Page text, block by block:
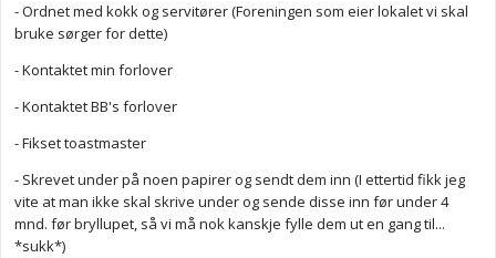
- Ordnet med kokk og servitører (Foreningen som eier lokalet vi skal
bruke sørger for dette)
- Kontaktet min forlover
- Kontaktet BB's forlover
- Fikset toastmaster
- Skrevet under på noen papirer og sendt dem inn (I ettertid fikk jeg
vite at man ikke skal skrive under og sende disse inn før under 4
mnd. før bryllupet, så vi må nok kanskje fylle dem ut en gang til...
*sukk*)